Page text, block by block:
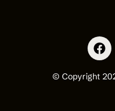
© Copyright